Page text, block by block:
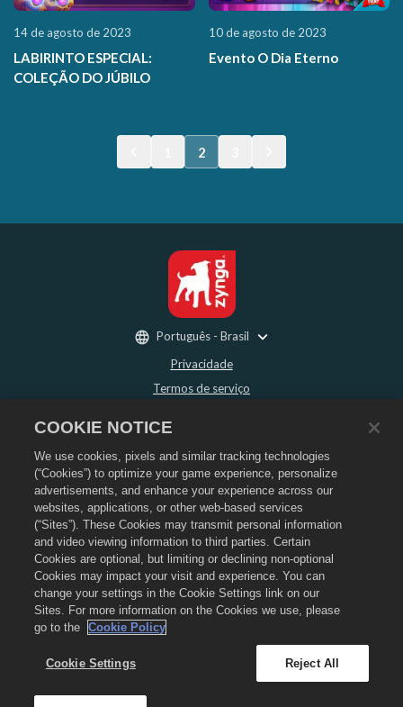
14 de agosto de 2023
LABIRINTO ESPECIAL:
COLEÇÃO DO JÚBILO
10 de agosto de 2023
Evento O Dia Eterno
2
Privacidade
Termos de serviço
Política de Reembolso
Política de Cookies
Suporte da loja
Suporte do jogo
Configurações de Cookies
©2026Social Point S.L. O Dragon City e o logo do Dragon City são marcas
registradas da Social Point S.L. Todos os direitos reservados. A Loja do Dragon
City é operada pela Zynga, Inc. As ofertas são válidas apenas para o jogo Dragon
City. Os preços e a disponibilidade das ofertas variam por região.
Português - Brasil
COOKIE NOTICE
We use cookies, pixels and similar tracking technologies
(“Cookies”) to optimize your game experience, personalize
advertisements, and enhance your experience across our
websites, applications, or other web-based services
(“Sites”). These Cookies may transmit personal information
and video viewing information to third parties. Certain
Cookies are optional, but limiting or declining non-optional
Cookies may impact your visit and experience. You can
change your settings in the Cookie Settings link on our
Sites. For more information on the Cookies we use, please
go to the
Cookie Policy
Cookie Settings Reject All